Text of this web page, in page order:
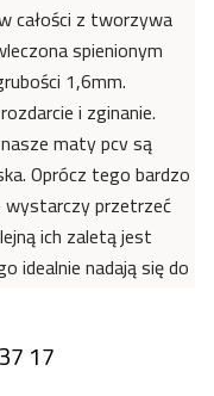
całości z tworzywa
spienionym
1,6mm.
i zginanie.
maty pcv są
Oprócz tego bardzo
przetrzeć
ich zaletą jest
idealnie nadają się do
na ich
17